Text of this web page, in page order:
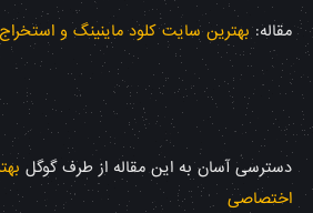
مقاله:بهترین سایت کلود ماینینگ و
دسترسی آسان به این مقاله از طرف گوگل
اختصاصی